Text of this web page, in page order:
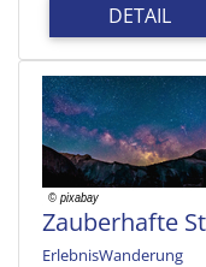
DETAIL
Zauberhafte
ErlebnisWanderung